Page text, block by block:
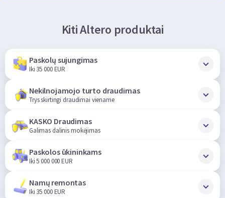
Kiti Altero produktai
Paskolų sujungimas
Iki 35 000 EUR
Nekilnojamojo turto draudimas
Trys skirtingi draudimai viename
KASKO Draudimas
Galimas dalinis mokėjimas
Paskolos ūkininkams
Iki 5 000 000 EUR
Namų remontas
Iki 35 000 EUR